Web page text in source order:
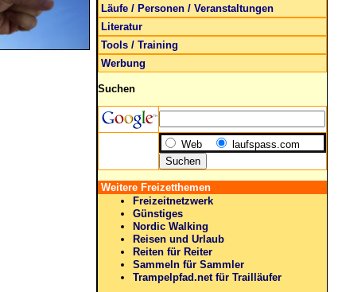
Läufe / Personen / Veranstaltungen
Literatur
Tools / Training
Werbung
Suchen
Web laufspass.com
Weitere Freizetthemen
Freizeitnetzwerk
Günstiges
Nordic Walking
Reisen und Urlaub
Reiten für Reiter
Sammeln für Sammler
Trampelpfad.net für Trailläufer